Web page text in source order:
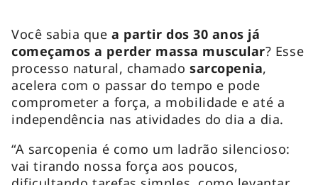
Você sabia que a partir dos 30 anos já
começamos a perder massa muscular? Esse
processo natural, chamadosarcopenia,
acelera com o passar do tempo e pode
comprometer a força, a mobilidade e até a
independência nas atividades do dia a dia.
“A sarcopenia é como um ladrão silencioso:
vai tirando nossa força aos poucos,